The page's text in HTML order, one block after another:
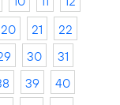
20 21
22
30
31
39
40